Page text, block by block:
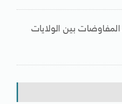
بين الولايات